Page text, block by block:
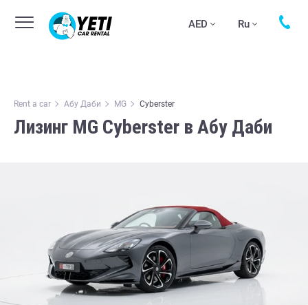
AED Ru
Rent a car Абу Даби MG Cyberster
Лизинг MG Cyberster в Абу Даби